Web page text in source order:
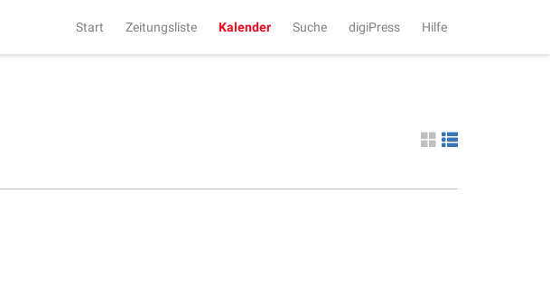
Start Zeitungsliste Kalender Suche digiPress Hilfe